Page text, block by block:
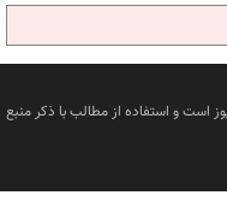
است و استفاده از مطالب با ذکر منبع